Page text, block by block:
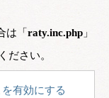
は「 raty.inc.php 」
ださい。
有効にする